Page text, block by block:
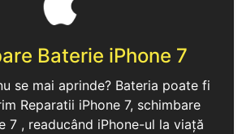
Baterie iPhone 7
se mai aprinde? Bateria poate fi
Reparatii iPhone 7, schimbare
7 , readucând iPhone-ul la viață